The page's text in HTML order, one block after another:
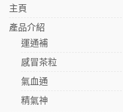
主頁
產品介紹
運通補
感冒茶粒
氣血通
精氣神